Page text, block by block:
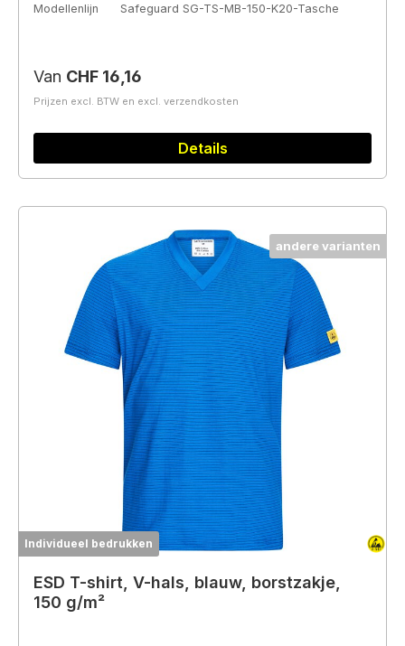
Modellenlijn
Safeguard SG-TS-MB-150-K20-Tasche
Normale prijs:
Van CHF 16,16
Prijzen excl. BTW en excl. verzendkosten
Details
andere varianten
Individueel bedrukken
ESD T-shirt, V-hals, blauw, borstzakje,
150 g/m²